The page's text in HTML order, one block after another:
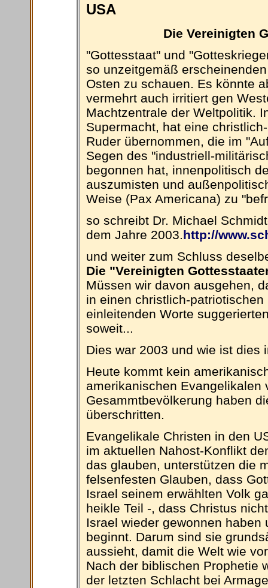
USA
Die Vereinigten
"Gottesstaat" und
so unzeitgemäß
Osten zu schauen. Es könnte
vermehrt auch irritiert gen
Machtzentrale der Weltpolitik.
Supermacht, hat eine
Ruder übernommen, die im
Segen des "industriell-
begonnen hat, innenpolitisch
auszumisten und
Weise (Pax Americana) zu
so schreibt Dr. Michael
dem Jahre 2003.http://
und weiter zum Schluss
Die "Vereinigten
Müssen wir davon ausgehen,
in einen christlich-
einleitenden Worte
soweit...
Dies war 2003 und wie ist dies
Heute kommt kein
amerikanischen Evangelikalen
Gesammtbevölkerung haben
überschritten.
Evangelikale Christen in den
im aktuellen Nahost-Konflikt
das glauben, unterstützen die
felsenfesten Glauben, dass
Israel seinem erwählten Volk
heikle Teil -, dass Christus
Israel wieder gewonnen
beginnt. Darum sind sie
aussieht, damit die Welt wie
Nach der biblischen Prophetie
der letzten Schlacht bei